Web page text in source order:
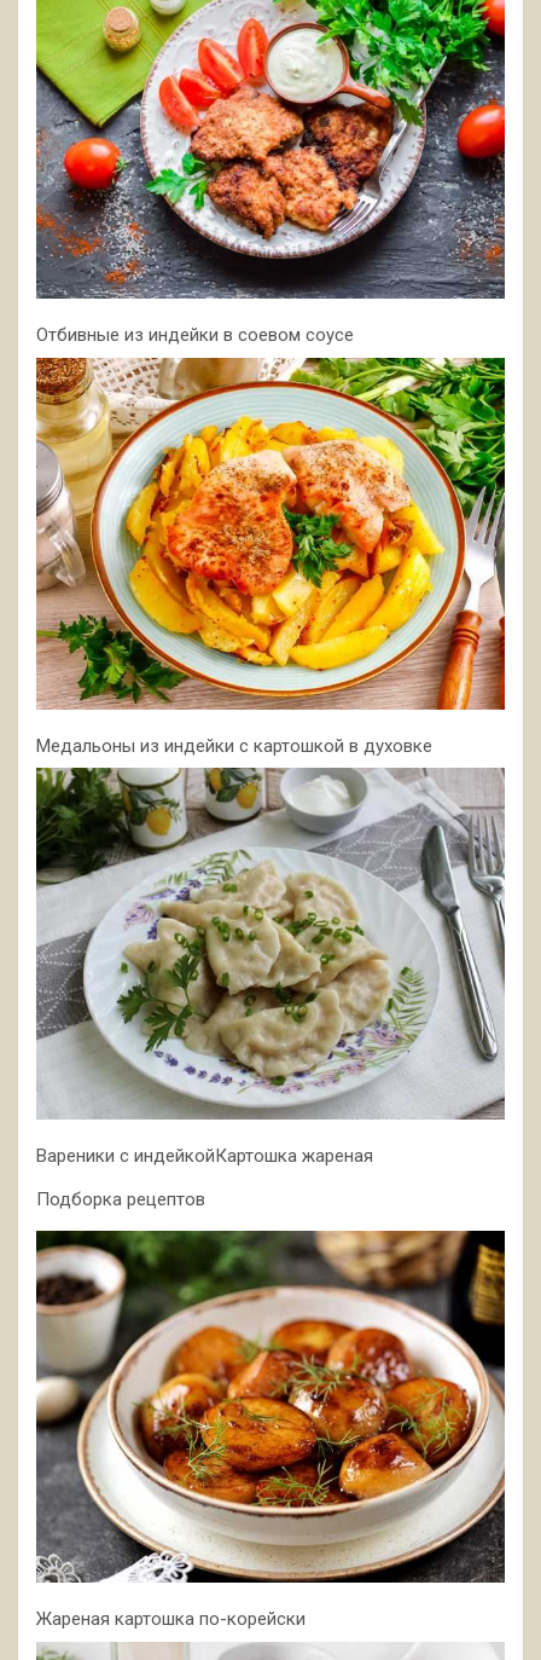
Отбивные из индейки в соевом соусе
Медальоны из индейки с картошкой в духовке
Вареники с индейкойКартошка жареная
Подборка рецептов
Жареная картошка по-корейски